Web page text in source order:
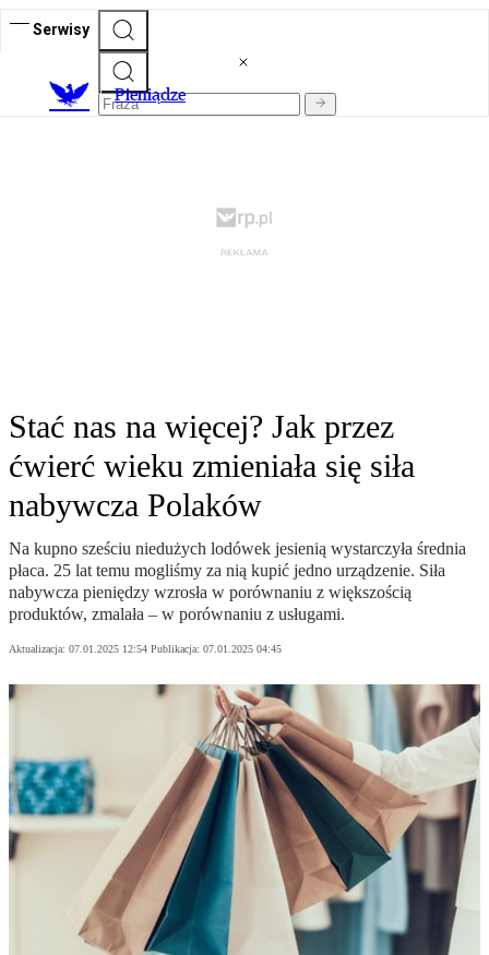
Serwisy
Pieniądze
Stać nas na więcej? Jak przez
ćwierć wieku zmieniała się siła
nabywcza Polaków
Na kupno sześciu niedużych lodówek jesienią wystarczyła średnia
płaca. 25 lat temu mogliśmy za nią kupić jedno urządzenie. Siła
nabywcza pieniędzy wzrosła w porównaniu z większością
produktów, zmalała – w porównaniu z usługami.
Aktualizacja: 07.01.2025 12:54 Publikacja: 07.01.2025 04:45